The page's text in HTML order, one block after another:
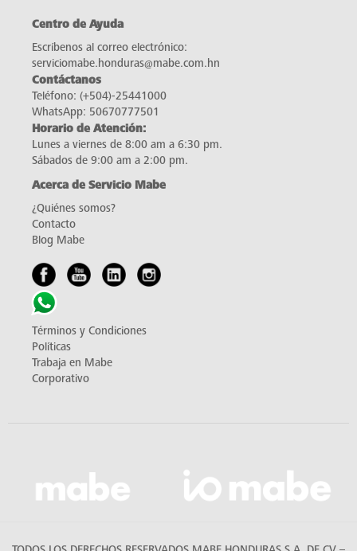
Centro de Ayuda
Escríbenos al correo electrónico:
serviciomabe.honduras@mabe.com.hn
Contáctanos
Teléfono: (+504)-25441000
WhatsApp: 50670777501
Horario de Atención:
Lunes a viernes de 8:00 am a 6:30 pm.
Sábados de 9:00 am a 2:00 pm.
Acerca de Servicio Mabe
¿Quiénes somos?
Contacto
Blog Mabe
Términos y Condiciones
Políticas
Trabaja en Mabe
Corporativo